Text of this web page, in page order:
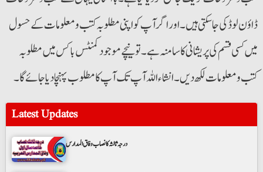
ڈاؤن لوڈ کی جاسکتی ہیں۔اور اگر آپ کو اپنی مطلوبہ کتب ومعلومات کے حسول
میں کسی قسم کی پریشانی کا سامنہ ہے ۔تو نیچے موجود کمنٹس باکس میں مطلوبہ
کتب و معلومات لکھ دیں۔ انشاء اللہ آپ تک آپ کا مطلوب پہنچا دیا جائے گا۔
Latest Updates
درجہ ثالثہ کا نصاب وفاق المدارس